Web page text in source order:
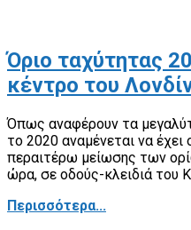
Όριο ταχύτητας
κέντρο του
Όπως αναφέρουν τα
το 2020 αναμένεται να έχει
περαιτέρω μείωσης των
ώρα, σε οδούς-κλειδιά του
Περισσότερα...